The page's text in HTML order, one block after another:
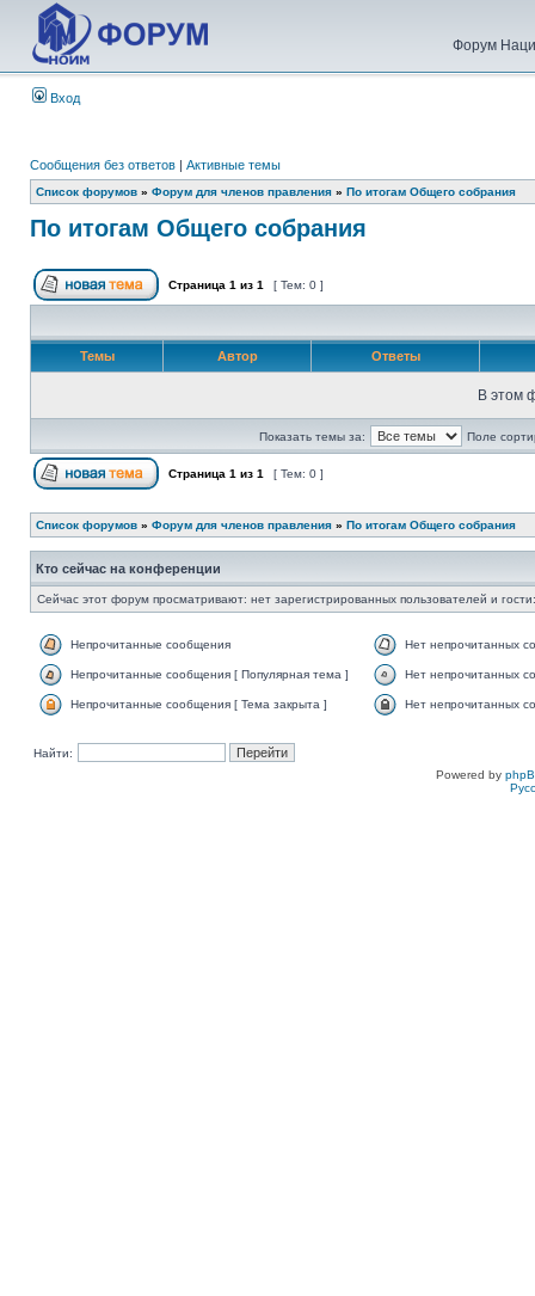
Форум
Вход
Сообщения без ответов | Активные темы
Список форумов » Форум для членов правления » По итогам Общего собрания
По итогам Общего собрания
Страница 1 из 1 [ Тем: 0 ]
Темы Автор Ответы
В этом
Показать темы за: Поле
Страница 1 из 1 [ Тем: 0 ]
Список форумов » Форум для членов правления » По итогам Общего собрания
Кто сейчас на конференции
Сейчас этот форум просматривают: нет зарегистрированных пользователей и
Непрочитанные сообщения Нет непрочитанных
Непрочитанные сообщения [ Популярная тема ] Нет непрочитанных
Непрочитанные сообщения [ Тема закрыта ] Нет непрочитанных
Найти:
Powered by